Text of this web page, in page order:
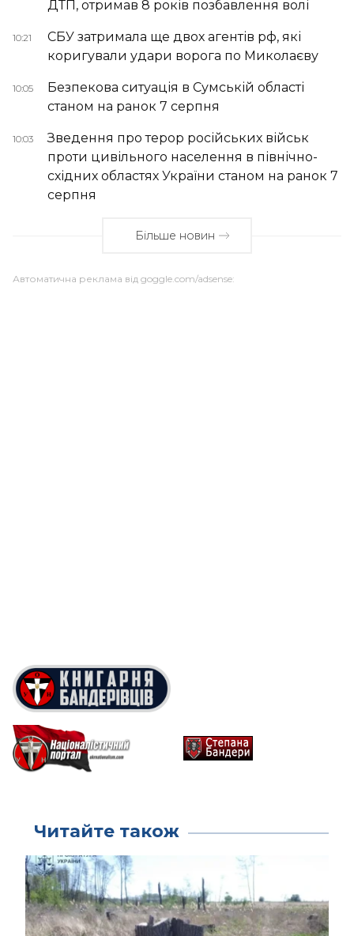
ДТП, отримав 8 років позбавлення волі
10:21
СБУ затримала ще двох агентів рф, які
коригували удари ворога по Миколаєву
10:05
Безпекова ситуація в Сумській області
станом на ранок 7 серпня
10:03
Зведення про терор російських військ
проти цивільного населення в північно-
східних областях України станом на ранок 7
серпня
Більше новин
Автоматична реклама від goggle.com/adsense:
Читайте також